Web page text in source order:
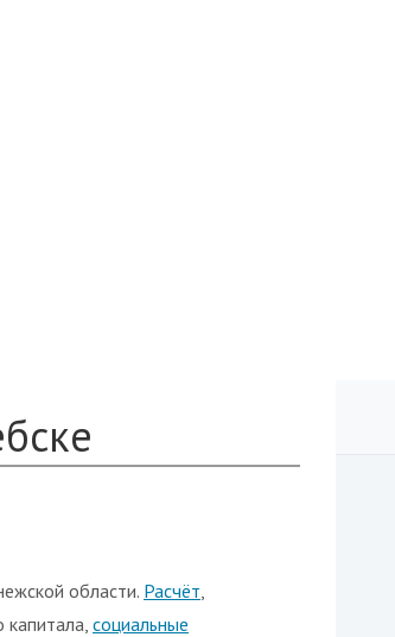
области. Расчёт,
капитала,социальные